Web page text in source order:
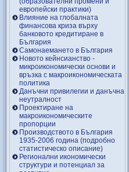
европейски практики)
Влияние на глобалната
финансова криза върху
банковото кредитиране в
България
Самонаемането в България
Новото кейнсианство -
микроикономически основи и
връзка с макроикономическата
политика
Данъчни привилегии и данъчна
неутралност
Проектиране на
макроикономическите
пропорции
Производството в България
1935-2006 година (подробно
статистическо описание)
Регионални икономически
структури и потенциал за